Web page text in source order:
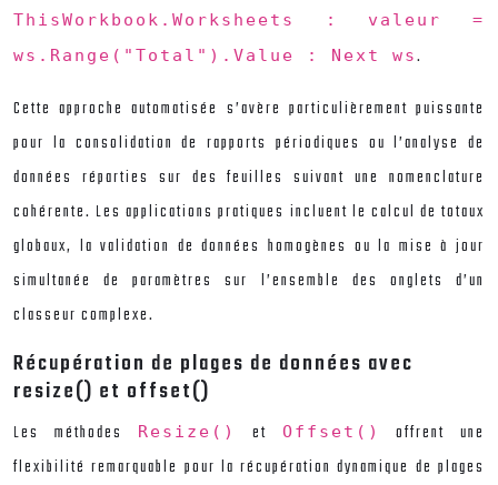
ThisWorkbook.Worksheets : valeur =
ws.Range("Total").Value : Next ws.
Cette approche automatisée s’avère particulièrement puissante
pour la consolidation de rapports périodiques ou l’analyse de
données réparties sur des feuilles suivant une nomenclature
cohérente. Les applications pratiques incluent le calcul de totaux
globaux, la validation de données homogènes ou la mise à jour
simultanée de paramètres sur l’ensemble des onglets d’un
classeur complexe.
Récupération de plages de données avec
resize() et offset()
Les méthodes Resize() et Offset()
offrent une
flexibilité remarquable pour la récupération dynamique de plages